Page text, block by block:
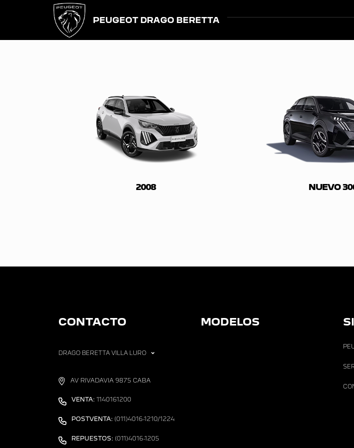
PEUGEOT DRAGO BERETTA
2008 NUEVO
CONTACTO
DRAGO BERETTA VILLA LURO
AV RIVADAVIA 9875 CABA
VENTA: 1140161200
POSTVENTA: (011)4016-1210/1224
REPUESTOS: (011)4016-1205
MODELOS